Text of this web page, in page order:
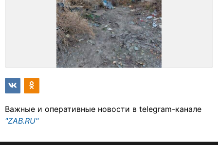
Важные и оперативные новости в telegram-канале
"ZAB.RU"